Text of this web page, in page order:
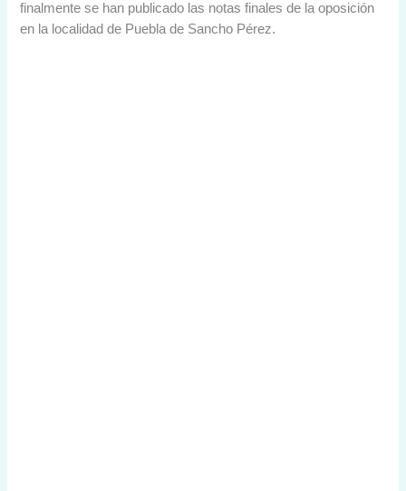
finalmente se han publicado las notas finales de la oposición
en la localidad de Puebla de Sancho Pérez.